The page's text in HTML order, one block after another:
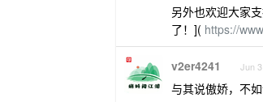
另外也欢迎大家
了！]( https://
v2er4241 Jun 3
与其说傲娇，不